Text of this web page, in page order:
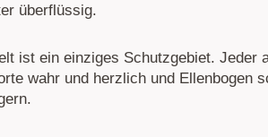
überflüssig.
ist ein einziges Schutzgebiet. Jeder
wahr und herzlich und Ellenbogen